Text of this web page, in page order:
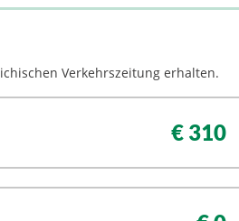
Verkehrszeitung erhalten.
€ 310